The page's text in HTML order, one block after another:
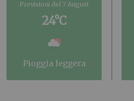
Previsioni del 7 August
24°C
pioggia leggera